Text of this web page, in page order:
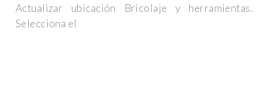
Actualizar ubicación Bricolaje y herramientas.
Selecciona el